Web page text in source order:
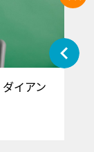
イアン
ュー